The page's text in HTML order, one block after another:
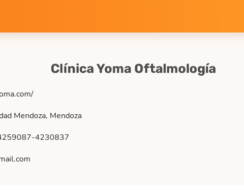
Clínica Yoma Oftalmología
Mendoza, Mendoza
4230837